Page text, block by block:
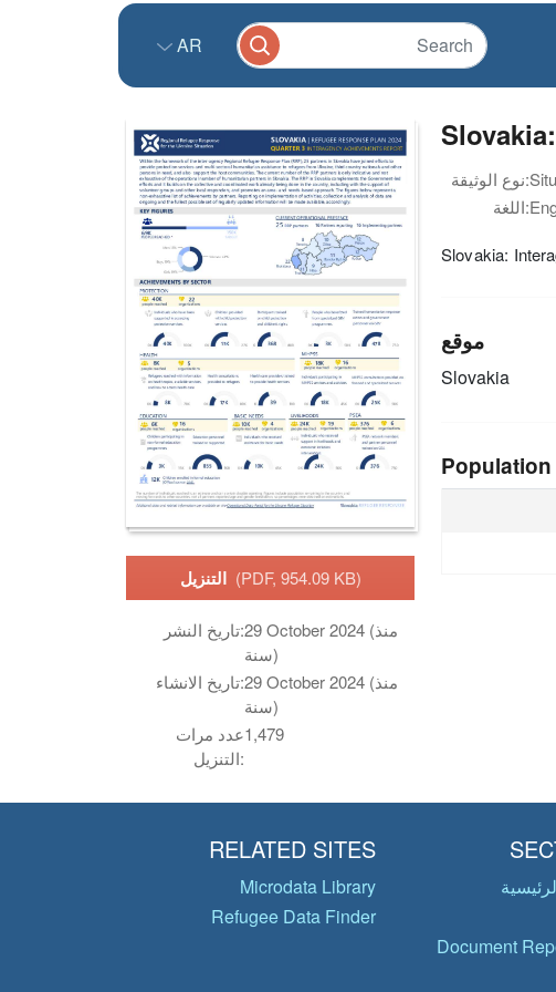
AR
التنزيل (PDF, 954.09 KB)
تاريخ النشر:29 October 2024 (منذ
سنة)
تاريخ الانشاء:29 October 2024 (منذ
سنة)
عدد مرات
التنزيل:
1,479
نوع الوثيقة:
اللغة:
Slovakia:
موقع
Slovakia
Document
RELATED SITES
Microdata Library
Refugee Data Finder